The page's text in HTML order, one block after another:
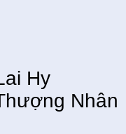
Hy
Nhân